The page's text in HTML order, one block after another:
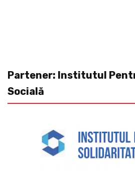
Partener: Institutul
Socială